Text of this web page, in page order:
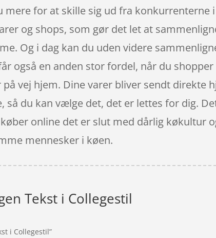
mere for at skille sig ud fra
og shops, som gør det let at
Og i dag kan du uden videre
også en anden stor fordel, når du
vej hjem. Dine varer bliver sendt direkte
så du kan vælge det, det er lettes for dig.
online det er slut med dårlig køkultur
mennesker i køen.
Tekst i Collegestil
i Collegestil”